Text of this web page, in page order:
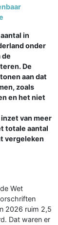
in
onder
de
De
aan dat
zoals
en het niet
van meer
totale aantal
vergeleken
Wet
2026 ruim 2,5
Dat waren er